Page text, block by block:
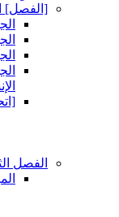
[الفصل‏]
الفصل